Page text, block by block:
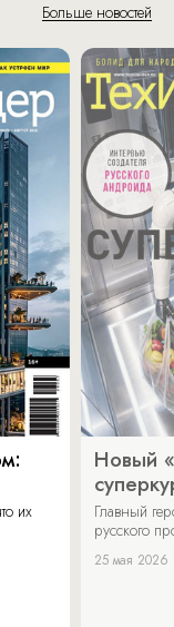
Больше новостей
их
Новый
Главный
русского
25 мая 2026